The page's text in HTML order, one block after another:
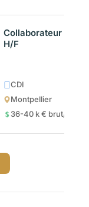
Collaborateur
H/F
CDI
Montpellier
36-40 k € brut/an